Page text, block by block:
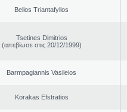
Bellos Triantafyllos
Tsetines Dimitrios
(απεβίωσε στις 20/12/1999)
Barmpagiannis Vasileios
Korakas Efstratios